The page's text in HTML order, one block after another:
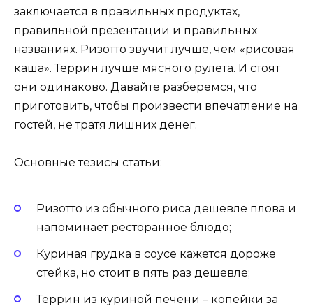
заключается в правильных продуктах,
правильной презентации и правильных
названиях. Ризотто звучит лучше, чем «рисовая
каша». Террин лучше мясного рулета. И стоят
они одинаково. Давайте разберемся, что
приготовить, чтобы произвести впечатление на
гостей, не тратя лишних денег.
Основные тезисы статьи:
Ризотто из обычного риса дешевле плова и
напоминает ресторанное блюдо;
Куриная грудка в соусе кажется дороже
стейка, но стоит в пять раз дешевле;
Террин из куриной печени – копейки за